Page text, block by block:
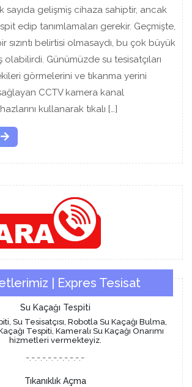
sayıda gelişmiş cihaza sahiptir, ancak
edip tanımlamaları gerekir. Geçmişte,
sızıntı belirtisi olmasaydı, bu çok büyük
olabilirdi. Günümüzde su tesisatçıları
görmelerini ve tıkanma yerini
CCTV kamera kanal
kullanarak tıkalı […]
Read
More
| Expres Tesisat
Su Kaçağı Tespiti
Su Tesisatçısı, Robotla Su Kaçağı Bulma,
Tespiti, Kameralı Su Kaçağı Onarımı
hizmetleri vermekteyiz.
-.-.-.-.-.-.-.-.-.-.-
Tıkanıklık Açma